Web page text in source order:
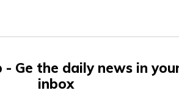
- Ge the daily news in
inbox